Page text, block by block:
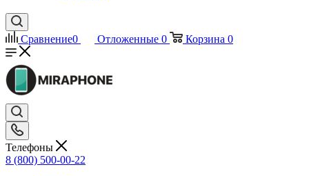
Сравнение0 Отложенные 0 Корзина 0
Телефоны
8 (800) 500-00-22